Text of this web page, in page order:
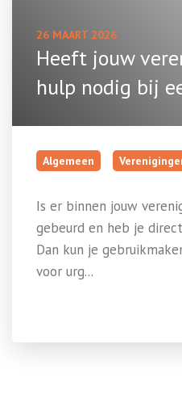
26 MAART 2026
Heeft jouw
hulp nodig bij
Algemeen
Is er binnen jouw
gebeurd en heb je
Dan kun je
voor urg...